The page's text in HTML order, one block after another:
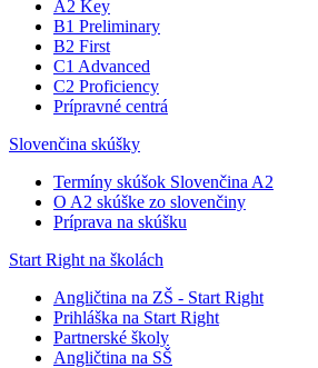
A2 Key
B1 Preliminary
B2 First
C1 Advanced
C2 Proficiency
Prípravné centrá
Slovenčina skúšky
Termíny skúšok Slovenčina A2
O A2 skúške zo slovenčiny
Príprava na skúšku
Start Right na školách
Angličtina na ZŠ - Start Right
Prihláška na Start Right
Partnerské školy
Angličtina na SŠ